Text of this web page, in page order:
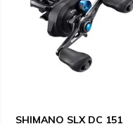
SHIMANO SLX DC 151